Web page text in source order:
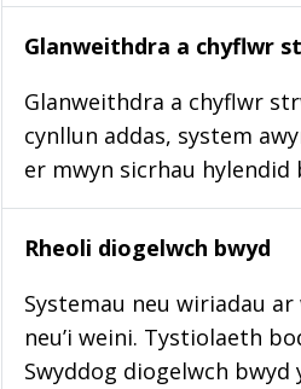
Glanweithdra a chyflwr
Glanweithdra a chyflwr
cynllun addas, system
er mwyn sicrhau hylendid
Rheoli diogelwch bwyd
Systemau neu wiriadau
neu’i weini. Tystiolaeth
Swyddog diogelwch bwyd